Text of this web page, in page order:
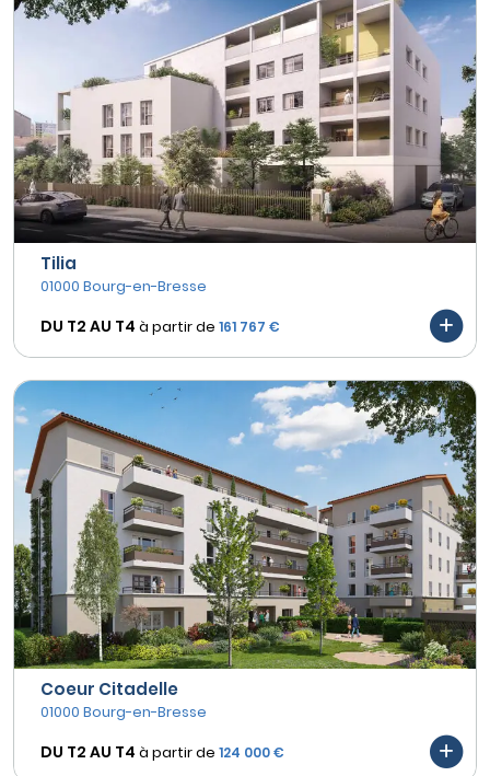
Tilia
01000 Bourg-en-Bresse
DU T2 AU T4 à partir de 161 767 €
Coeur Citadelle
01000 Bourg-en-Bresse
DU T2 AU T4 à partir de 124 000 €